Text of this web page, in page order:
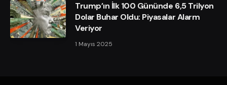
Trump’ın İlk 100 Gününde 6,5 Trilyon
Dolar Buhar Oldu: Piyasalar Alarm
Veriyor
1 Mayıs 2025